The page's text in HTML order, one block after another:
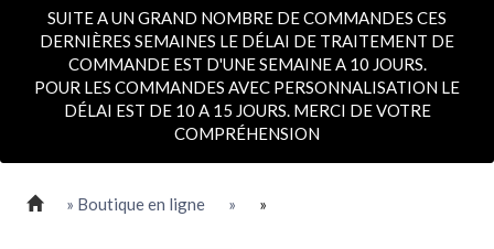
SUITE A UN GRAND NOMBRE DE COMMANDES CES
DERNIÈRES SEMAINES LE DÉLAI DE TRAITEMENT DE
COMMANDE EST D'UNE SEMAINE A 10 JOURS.
POUR LES COMMANDES AVEC PERSONNALISATION LE
DÉLAI EST DE 10 A 15 JOURS. MERCI DE VOTRE
COMPRÉHENSION
» Boutique en ligne » »